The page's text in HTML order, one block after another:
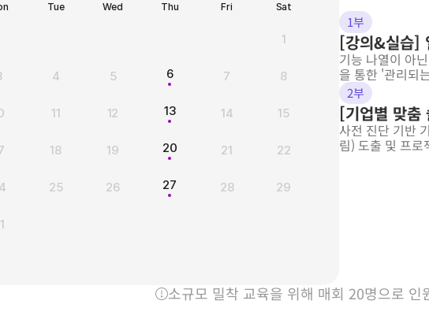
Tue Wed Thu Fri Sat
1
4 5 6 7 8
11 12 13 14 15
18 19 20 21 22
25 26 27 28 29
1부
[강의&실습]
기능 나열이 아
을 통한 '관리되
2부
[기업별 맞춤
사전 진단 기반
림) 도출 및 프로
소규모 밀착 교육을 위해 매회 20명으로 인